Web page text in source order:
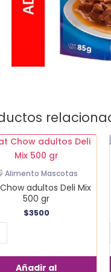
Alimento Mascotas
adultos Deli Mix
500 gr
$3500
Añadir al